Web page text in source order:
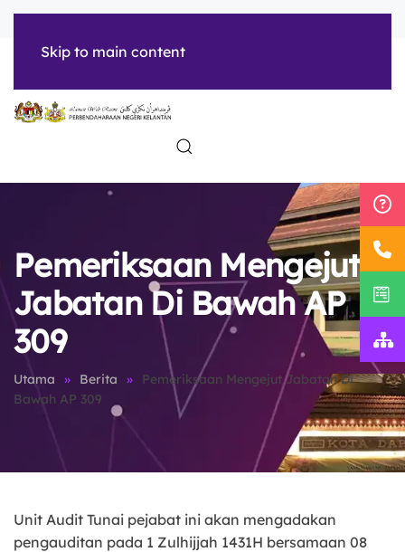
Skip to main content
Pemeriksaan Mengejut
Jabatan Di Bawah AP
309
Utama Berita
Pemeriksaan Mengejut Jabatan Di
Bawah AP 309
Unit Audit Tunai pejabat ini akan mengadakan
pengauditan pada 1 Zulhijjah 1431H bersamaan 08